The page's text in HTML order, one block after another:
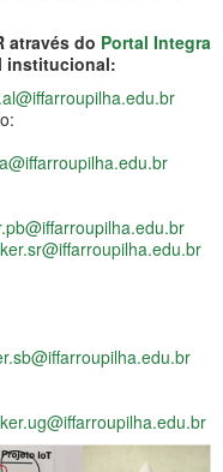
através do Portal Integra
institucional: